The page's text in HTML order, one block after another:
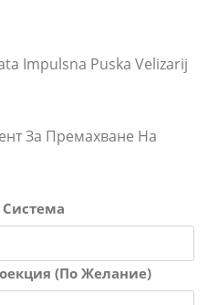
Impulsna Puska Velizarij
За Премахване На
(По Желание)